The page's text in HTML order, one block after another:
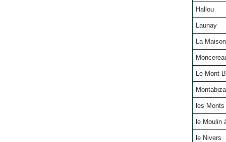
Hallou
Launay
La
Le Mont
les
le Moulin
le Nivers